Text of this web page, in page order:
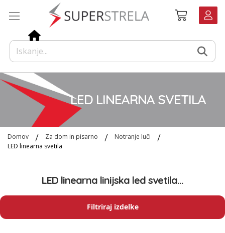
Košarica
LED LINEARNA SVETILA
Domov Za dom in pisarno
Notranje luči
LED linearna svetila
LED linearna linijska led svetila...
Filtriraj izdelke